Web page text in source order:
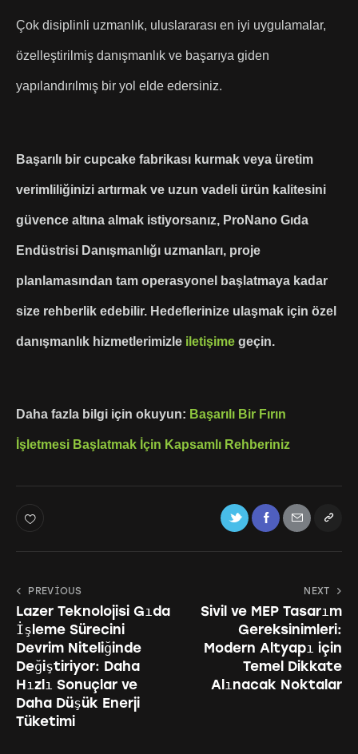
Çok disiplinli uzmanlık, uluslararası en iyi uygulamalar,
özelleştirilmiş danışmanlık ve başarıya giden
yapılandırılmış bir yol elde edersiniz.
Başarılı bir cupcake fabrikası kurmak veya üretim
verimliliğinizi artırmak ve uzun vadeli ürün kalitesini
güvence altına almak istiyorsanız, ProNano Gıda
Endüstrisi Danışmanlığı uzmanları, proje
planlamasından tam operasyonel başlatmaya kadar
size rehberlik edebilir. Hedeflerinize ulaşmak için özel
danışmanlık hizmetlerimizle iletişime geçin.
Daha fazla bilgi için okuyun: Başarılı Bir Fırın
İşletmesi Başlatmak İçin Kapsamlı Rehberiniz
PREVIOUS
Lazer Teknolojisi Gıda
İşleme Sürecini
Devrim Niteliğinde
Değiştiriyor: Daha
Hızlı Sonuçlar ve
Daha Düşük Enerji
Tüketimi
NEXT
Sivil ve MEP Tasarım
Gereksinimleri:
Modern Altyapı için
Temel Dikkate
Alınacak Noktalar